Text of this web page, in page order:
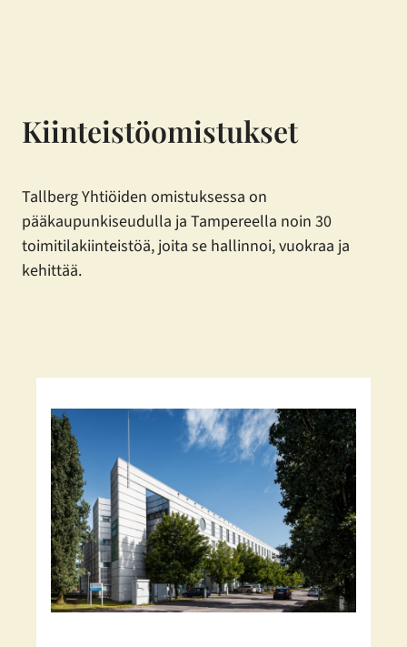
Kiinteistöomistukset
Tallberg Yhtiöiden omistuksessa on
pääkaupunkiseudulla ja Tampereella noin 30
toimitilakiinteistöä, joita se hallinnoi, vuokraa ja
kehittää.